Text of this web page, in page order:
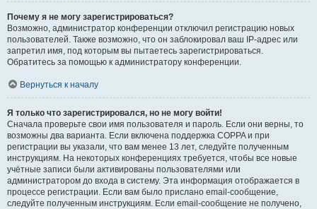
Почему я не могу зарегистрироваться?
Возможно, администратор конференции отключил регистрацию новых
пользователей. Также возможно, что он заблокировал ваш IP-адрес или
запретил имя, под которым вы пытаетесь зарегистрироваться.
Обратитесь за помощью к администратору конференции.
Вернуться к началу
Я только что зарегистрировался, но не могу войти!
Сначала проверьте свои имя пользователя и пароль. Если они верны, то
возможны два варианта. Если включена поддержка COPPA и при
регистрации вы указали, что вам менее 13 лет, следуйте полученным
инструкциям. На некоторых конференциях требуется, чтобы все новые
учётные записи были активированы пользователями или
администратором до входа в систему. Эта информация отображается в
процессе регистрации. Если вам было прислано email-сообщение,
следуйте полученным инструкциям. Если email-сообщение не получено,